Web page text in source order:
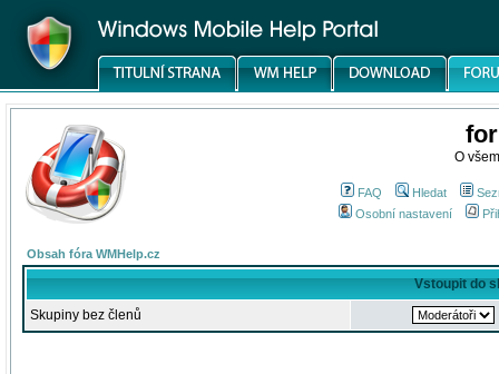
O
FAQ Hledat
Osobní nastavení
Obsah fóra WMHelp.cz
Vstoupit do
Skupiny bez členů